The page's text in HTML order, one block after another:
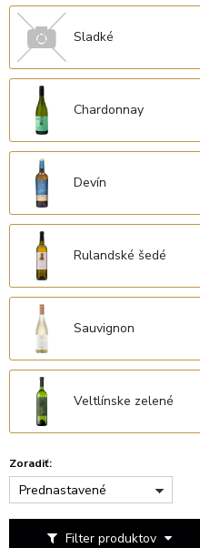
Sladké
Chardonnay
Devín
Rulandské šedé
Sauvignon
Veltlínske zelené
Filter produktov
Zoradiť:
Prednastavené